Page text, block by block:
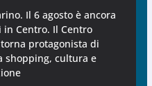
Il 6 agosto è ancora
in Centro. Il Centro
protagonista di
shopping, cultura e